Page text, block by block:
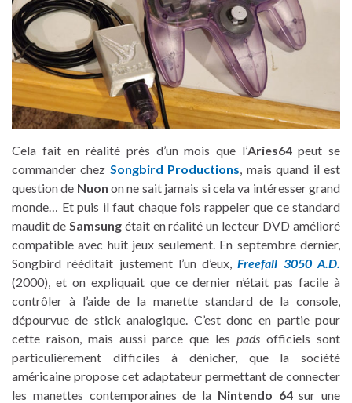
Cela fait en réalité près d’un mois que l’Aries64peut se
commander chez Songbird Productions, mais quand il est
question de Nuon on ne sait jamais si cela va intéresser grand
monde… Et puis il faut chaque fois rappeler que ce standard
maudit de Samsungétait en réalité un lecteur DVD amélioré
compatible avec huit jeux seulement. En septembre dernier,
Songbird rééditait justement l’un d’eux,Freefall 3050 A.D.
(2000), et on expliquait que ce dernier n’était pas facile à
contrôler à l’aide de la manette standard de la console,
dépourvue de stick analogique. C’est donc en partie pour
cette raison, mais aussi parce que les pads officiels sont
particulièrement difficiles à dénicher, que la société
américaine propose cet adaptateur permettant de connecter
les manettes contemporaines de la Nintendo 64sur une